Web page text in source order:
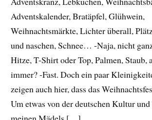
Adventskalender, Bratäpfel, Glühwein,
Weihnachtsmärkte, Lichter überall,
und naschen, Schnee… -Naja, nicht
Hitze, T-Shirt oder Top, Palmen, Staub,
immer? -Fast. Doch ein paar
zeigen auch hier, dass das
Um etwas von der deutschen Kultur